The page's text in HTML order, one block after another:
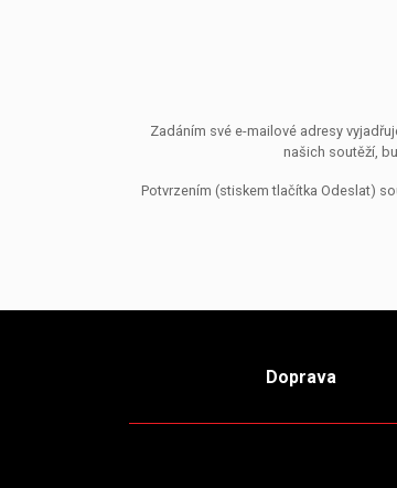
Zadáním své e-mailové adresy
našich soutěží,
Potvrzením (stiskem tlačítka Odeslat)
Doprava